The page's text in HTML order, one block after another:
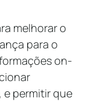
melhorar o
para o
on-
permitir que